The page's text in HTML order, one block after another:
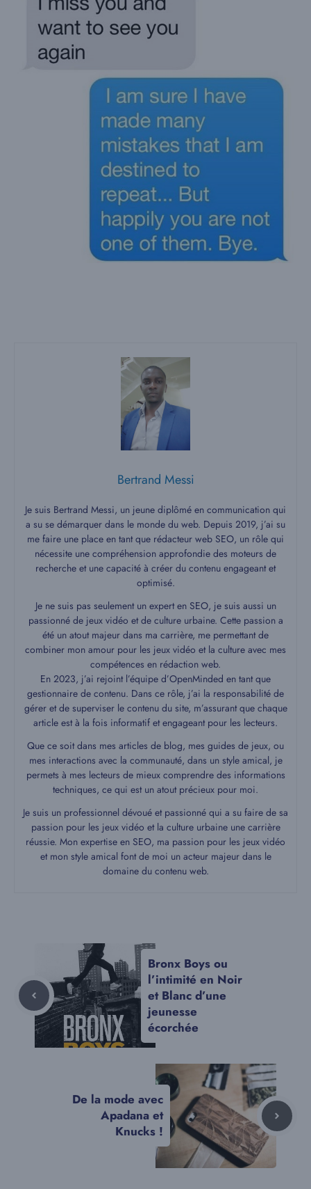
Bertrand Messi
Je suis Bertrand Messi, un jeune diplômé en communication qui
a su se démarquer dans le monde du web. Depuis 2019, j’ai su
me faire une place en tant que rédacteur web SEO, un rôle qui
nécessite une compréhension approfondie des moteurs de
recherche et une capacité à créer du contenu engageant et
optimisé.
Je ne suis pas seulement un expert en SEO, je suis aussi un
passionné de jeux vidéo et de culture urbaine. Cette passion a
été un atout majeur dans ma carrière, me permettant de
combiner mon amour pour les jeux vidéo et la culture avec mes
compétences en rédaction web.
En 2023, j’ai rejoint l’équipe d’OpenMinded en tant que
gestionnaire de contenu. Dans ce rôle, j’ai la responsabilité de
gérer et de superviser le contenu du site, m’assurant que chaque
article est à la fois informatif et engageant pour les lecteurs.
Que ce soit dans mes articles de blog, mes guides de jeux, ou
mes interactions avec la communauté, dans un style amical, je
permets à mes lecteurs de mieux comprendre des informations
techniques, ce qui est un atout précieux pour moi.
Je suis un professionnel dévoué et passionné qui a su faire de sa
passion pour les jeux vidéo et la culture urbaine une carrière
réussie. Mon expertise en SEO, ma passion pour les jeux vidéo
et mon style amical font de moi un acteur majeur dans le
domaine du contenu web.
Bronx Boys ou
l’intimité en Noir
et Blanc d’une
jeunesse
écorchée
De la mode avec
Apadana et
Knucks !